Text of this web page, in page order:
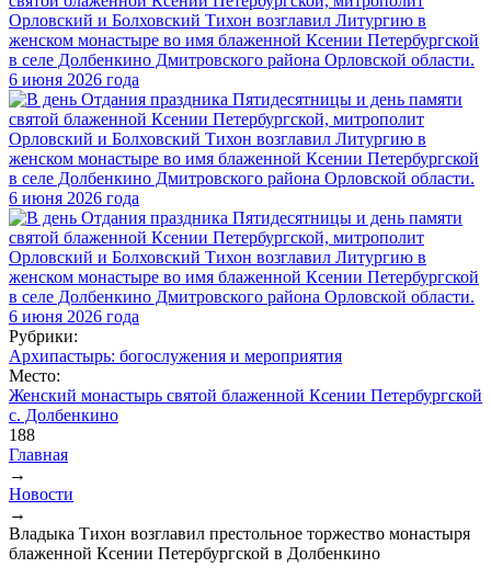
Рубрики:
Архипастырь: богослужения и мероприятия
Место:
Женский монастырь святой блаженной Ксении Петербургской
с. Долбенкино
188
Вы здесь
Главная
→
Новости
→
Владыка Тихон возглавил престольное торжество монастыря
блаженной Ксении Петербургской в Долбенкино